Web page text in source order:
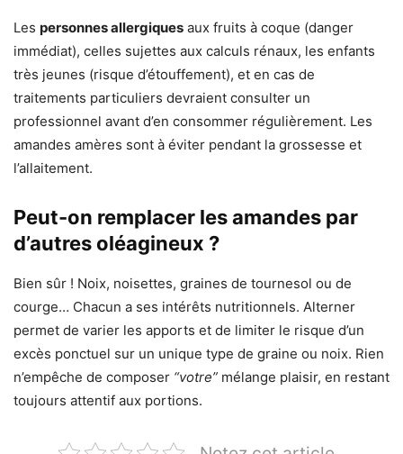
Les personnes allergiques aux fruits à coque (danger
immédiat), celles sujettes aux calculs rénaux, les enfants
très jeunes (risque d’étouffement), et en cas de
traitements particuliers devraient consulter un
professionnel avant d’en consommer régulièrement. Les
amandes amères sont à éviter pendant la grossesse et
l’allaitement.
Peut-on remplacer les amandes par
d’autres oléagineux ?
Bien sûr ! Noix, noisettes, graines de tournesol ou de
courge… Chacun a ses intérêts nutritionnels. Alterner
permet de varier les apports et de limiter le risque d’un
excès ponctuel sur un unique type de graine ou noix. Rien
n’empêche de composer “votre” mélange plaisir, en restant
toujours attentif aux portions.